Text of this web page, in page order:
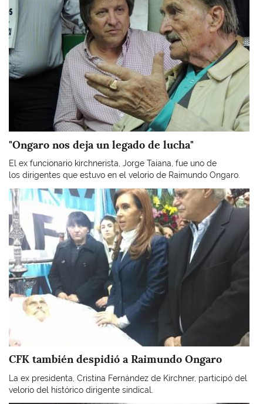
"Ongaro nos deja un legado de lucha"
El ex funcionario kirchnerista, Jorge Taiana, fue uno de
los dirigentes que estuvo en el velorio de Raimundo Ongaro.
Imagen
CFK también despidió a Raimundo Ongaro
La ex presidenta, Cristina Fernández de Kirchner, participó del
velorio del histórico dirigente sindical.